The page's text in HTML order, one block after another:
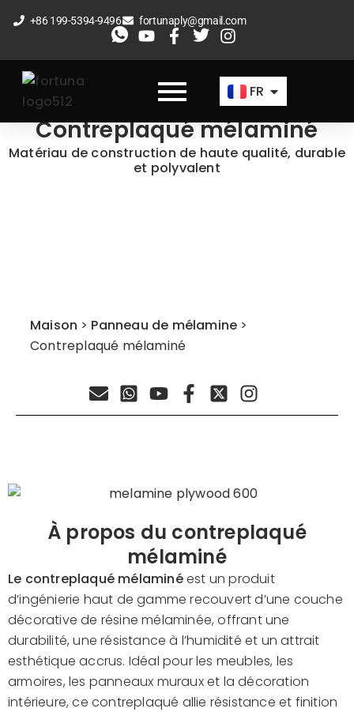
au
+86 199-5394-9496 fortunaply@gmail.com
FR
ES
AR
Contreplaqué mélaminé
Matériau de construction de haute qualité, durable
et polyvalent
Maison > Panneau de mélamine >
Contreplaqué mélaminé
À propos du contreplaqué
mélaminé
Le contreplaqué mélaminéest un produit
d’ingénierie haut de gamme recouvert d’une couche
décorative de résine mélaminée, offrant une
durabilité, une résistance à l’humidité et un attrait
esthétique accrus. Idéal pour les meubles, les
armoires, les panneaux muraux et la décoration
intérieure, ce contreplaqué allie résistance et finition